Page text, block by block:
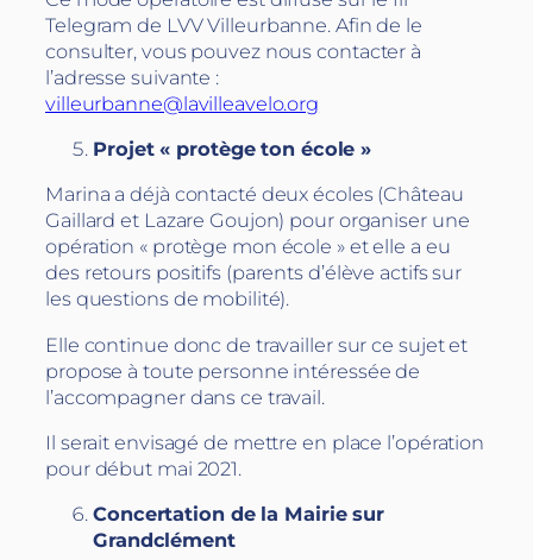
Telegram de LVV Villeurbanne. Afin de le
consulter, vous pouvez nous contacter à
l’adresse suivante :
villeurbanne@lavilleavelo.org
Projet « protège ton école »
Marina a déjà contacté deux écoles (Château
Gaillard et Lazare Goujon) pour organiser une
opération « protège mon école » et elle a eu
des retours positifs (parents d’élève actifs sur
les questions de mobilité).
Elle continue donc de travailler sur ce sujet et
propose à toute personne intéressée de
l’accompagner dans ce travail.
Il serait envisagé de mettre en place l’opération
pour début mai 2021.
Concertation de la Mairie sur
Grandclément